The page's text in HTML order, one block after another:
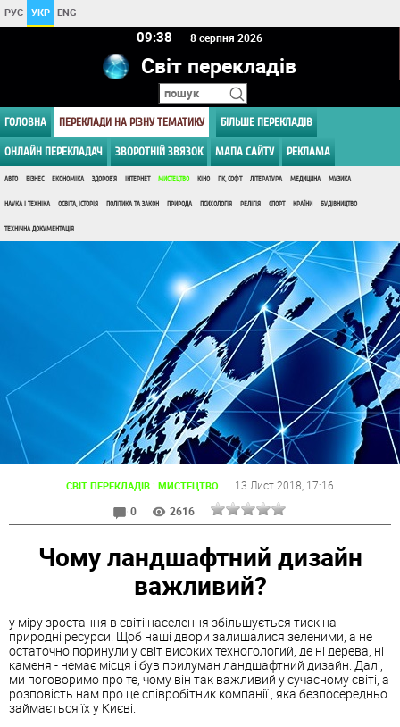
РУС УКР ENG
09:38 8 серпня 2026
Світ перекладів
ГОЛОВНА ПЕРЕКЛАДИ НА РІЗНУ ТЕМАТИКУ БІЛЬШЕ ПЕРЕКЛАДІВ
ОНЛАЙН ПЕРЕКЛАДАЧ ЗВОРОТНІЙ ЗВЯЗОК МАПА САЙТУ РЕКЛАМА
АВТО БІЗНЕС ЕКОНОМІКА ЗДОРОВ'Я ІНТЕРНЕТ МИСТЕЦТВО КІНО ПК, СОФТ ЛІТЕРАТУРА МЕДИЦИНА МУЗИКА
НАУКА І ТЕХНІКА ОСВІТА, ІСТОРІЯ ПОЛІТИКА ТА ЗАКОН ПРИРОДА ПСИХОЛОГІЯ РЕЛІГІЯ СПОРТ КРАЇНИ БУДІВНИЦТВО
ТЕХНІЧНА ДОКУМЕНТАЦІЯ
СВІТ ПЕРЕКЛАДІВ : МИСТЕЦТВО 13 Лист 2018 , 17:16
0
2616
Чому ландшафтний дизайн
важливий?
у міру зростання в світі населення збільшується тиск на
природні ресурси. Щоб наші двори залишалися зеленими, а не
остаточно поринули у світ високих техногологий, де ні дерева, ні
каменя - немає місця і був прилуман ландшафтний дизайн. Далі,
ми поговоримо про те, чому він так важливий у сучасному світі, а
розповість нам про це співробітник компанії , яка безпосередньо
займається їх у Києві.